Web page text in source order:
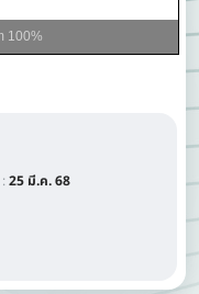
100%
25 มี.ค. 68